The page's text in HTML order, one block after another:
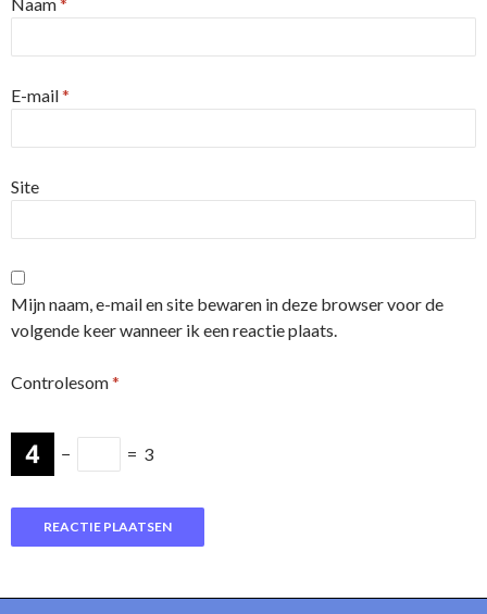
E-mail*
Site
Mijn naam, e-mail en site bewaren in deze browser voor de
volgende keer wanneer ik een reactie plaats.
Controlesom*
− = 3